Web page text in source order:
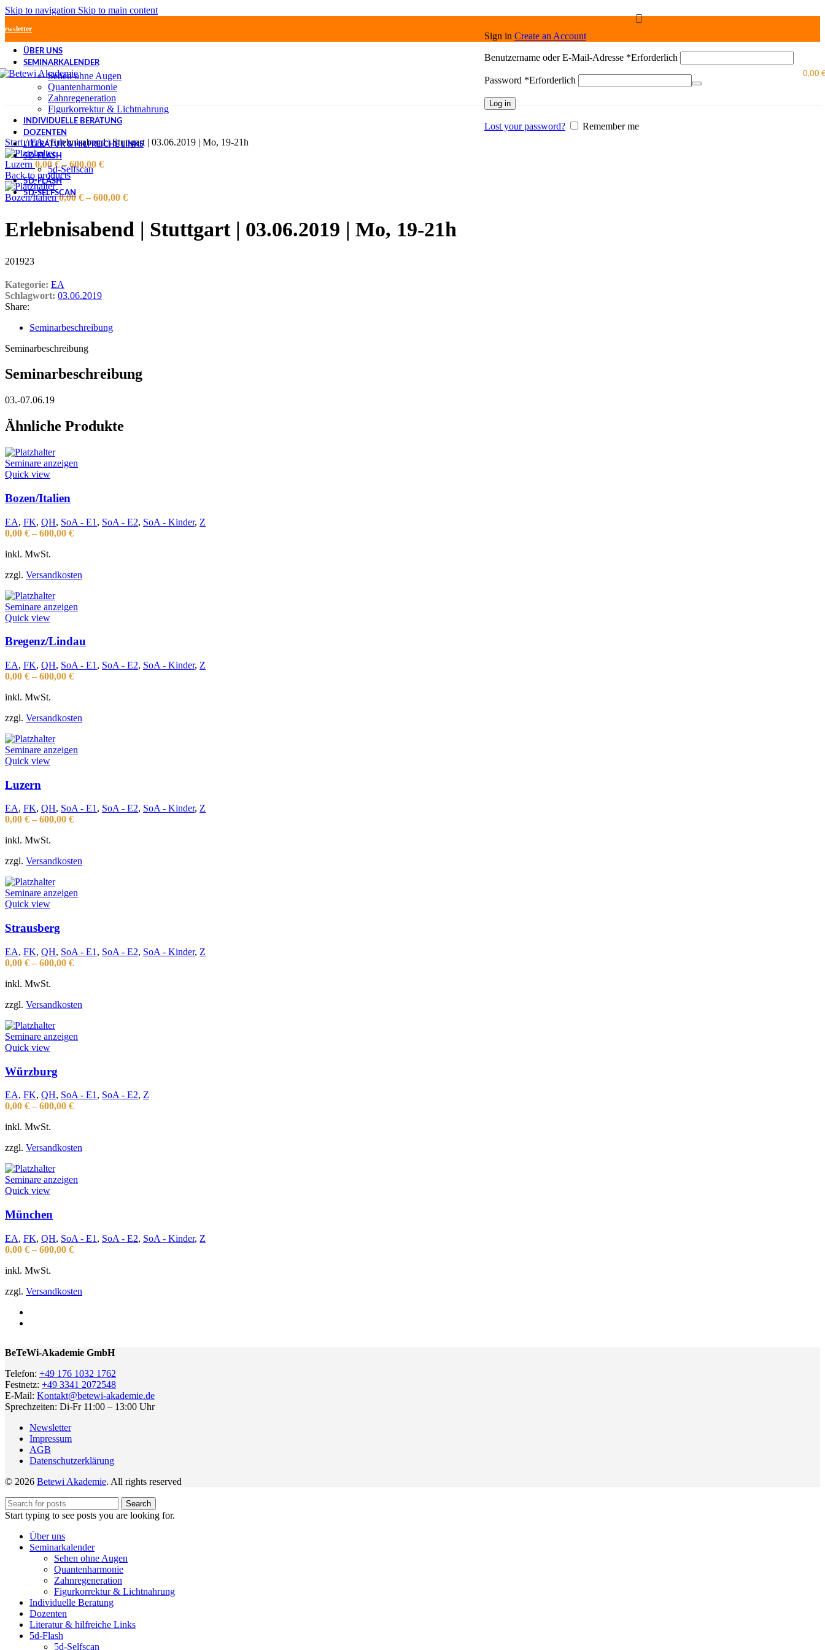
Skip to navigation Skip to main content
Sign in Create an Account
Benutzername oder E-Mail-Adresse *Erforderlich
Password *Erforderlich
Log in
Lost your password? Remember me
0,00
ÜBER UNS
SEMINARKALENDER
Sehen ohne Augen
Quantenharmonie
Zahnregeneration
Figurkorrektur & Lichtnahrung
INDIVIDUELLE BERATUNG
DOZENTEN
LITERATUR & HILFREICHE LINKS
5D-FLASH
5d-Selfscan
5D-FLASH
5D-SELFSCAN
Start/ EA/ Erlebnisabend | Stuttgart | 03.06.2019 | Mo, 19-21h
Luzern 0,00 €– 600,00 €
Back to products
Bozen/Italien0,00 € – 600,00 €
Erlebnisabend | Stuttgart | 03.06.2019 | Mo, 19-21h
201923
Kategorie: EA
Schlagwort: 03.06.2019
Share:
Seminarbeschreibung
Seminarbeschreibung
Seminarbeschreibung
03.-07.06.19
Ähnliche Produkte
Seminare anzeigen
Quick view
Bozen/Italien
EA, FK, QH, SoA - E1 , SoA - E2, SoA - Kinder, Z
0,00 € – 600,00 €
inkl. MwSt.
zzgl. Versandkosten
Seminare anzeigen
Quick view
Bregenz/Lindau
EA, FK, QH, SoA - E1 , SoA - E2, SoA - Kinder, Z
0,00 € – 600,00 €
inkl. MwSt.
zzgl. Versandkosten
Seminare anzeigen
Quick view
Luzern
EA, FK, QH, SoA - E1, SoA - E2, SoA - Kinder, Z
0,00 € – 600,00 €
inkl. MwSt.
zzgl. Versandkosten
Seminare anzeigen
Quick view
Strausberg
EA, FK, QH, SoA - E1 , SoA - E2, SoA - Kinder, Z
0,00 € – 600,00 €
inkl. MwSt.
zzgl. Versandkosten
Seminare anzeigen
Quick view
Würzburg
EA, FK, QH, SoA - E1 , SoA - E2, Z
0,00 € – 600,00 €
inkl. MwSt.
zzgl. Versandkosten
Seminare anzeigen
Quick view
München
EA, FK, QH, SoA - E1 , SoA - E2, SoA - Kinder, Z
0,00 € – 600,00 €
inkl. MwSt.
zzgl. Versandkosten
BeTeWi-Akademie GmbH
Telefon: +49 176 1032 1762
Festnetz: +49 3341 2072548
E-Mail: Kontakt@betewi-akademie.de
Sprechzeiten: Di-Fr 11:00 – 13:00 Uhr
Newsletter
Impressum
AGB
Datenschutzerklärung
© 2026 Betewi Akademie. All rights reserved
Search
Start typing to see posts you are looking for.
Über uns
Seminarkalender
Sehen ohne Augen
Quantenharmonie
Zahnregeneration
Figurkorrektur & Lichtnahrung
Individuelle Beratung
Dozenten
Literatur & hilfreiche Links
5d-Flash
5d-Selfscan